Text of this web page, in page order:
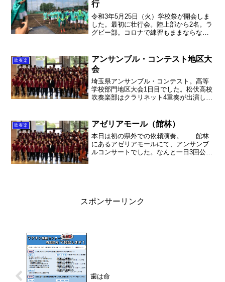
行
令和3年5月25日（火）学校祭が開会しま
した。最初に壮行会。陸上部から2名。ラ
グビー部。コロナで練習もままならない
ください！文化部公演とうとうこの日が
やってまいりました...
吹奏楽
アンサンブル・コンテスト地区大
会
埼玉県アンサンブル・コンテスト。高等
学校部門地区大会1日目でした。松伏高校
吹奏楽部はクラリネット4重奏が出演して
吹奏楽 アゼリアモール（館林）
本日は初の県外での依頼演奏。 館林
にあるアゼリアモールにて、アンサンブ
ルコンサートでした。なんと一日3回公
スポンサーリンク
歯は命